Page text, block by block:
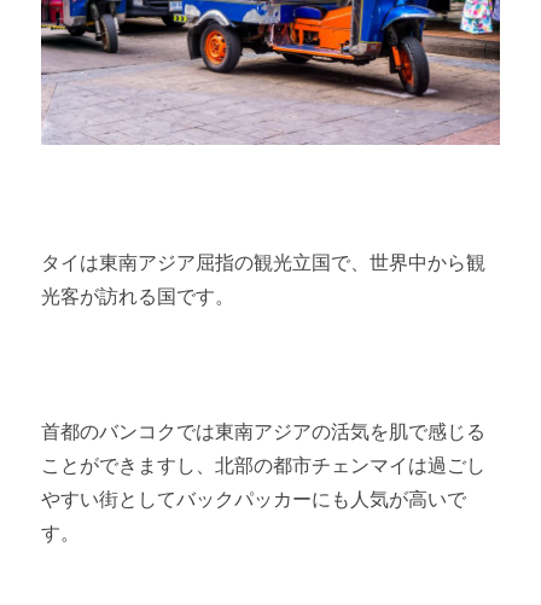
タイは東南アジア屈指の観光立国で、世界中から観
光客が訪れる国です。
首都のバンコクでは東南アジアの活気を肌で感じる
ことができますし、北部の都市チェンマイは過ごし
やすい街としてバックパッカーにも人気が高いで
す。